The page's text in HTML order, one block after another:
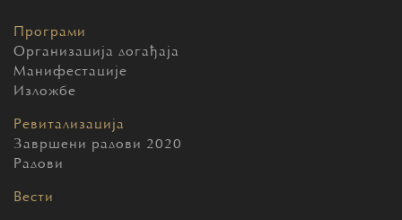
Програми
Организација догађаја
Манифестације
Изложбе
Ревитализација
Завршени радови 2020
Радови
Вести